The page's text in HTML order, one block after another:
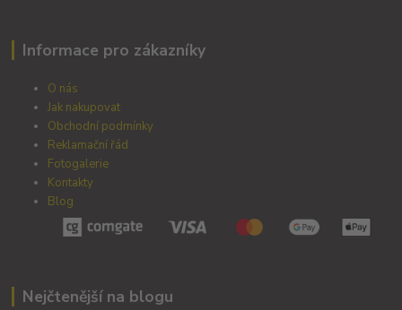
Informace pro zákazníky
O nás
Jak nakupovat
Obchodní podmínky
Reklamační řád
Fotogalerie
Kontakty
Blog
Nejčtenější na blogu